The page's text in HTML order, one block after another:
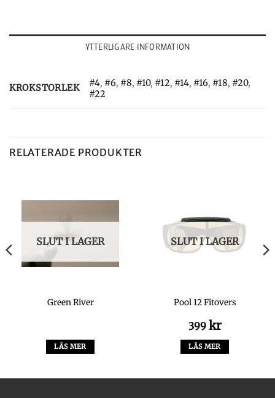
YTTERLIGARE INFORMATION
KROKSTORLEK #4, #6, #8, #10, #12, #14, #16, #18, #20,
#22
RELATERADE PRODUKTER
SLUT I LAGER
Green River
LÄS MER
SLUT I LAGER
Pool 12 Fitovers
399 kr
LÄS MER